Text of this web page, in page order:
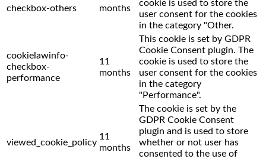
checkbox-others
months
cookie is used to store the
user consent for the cookies
in the category "Other.
cookielawinfo-
checkbox-
performance
11
months
This cookie is set by GDPR
Cookie Consent plugin. The
cookie is used to store the
user consent for the cookies
in the category
"Performance".
viewed_cookie_policy
11
months
The cookie is set by the
GDPR Cookie Consent
plugin and is used to store
whether or not user has
consented to the use of